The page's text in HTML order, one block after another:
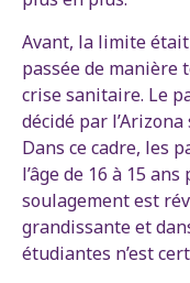
Avant, la limite
passée de manière
crise sanitaire. Le
décidé par
Dans ce cadre, les
l’âge de 16 à 15
soulagement est
grandissante et
étudiantes n’est